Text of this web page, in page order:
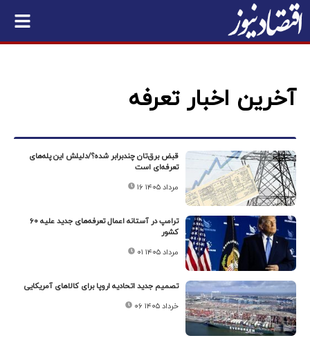
آخرین اخبار تعرفه
قبض برق‌تان چندبرابر شده؟/دلیلش این پله‌های
تعرفه‌ای است
۱۶ مرداد ۱۴۰۵
ترامپ در آستانه اعمال تعرفه‌های جدید علیه ۶۰
کشور
۰۱ مرداد ۱۴۰۵
تصمیم جدید اتحادیه اروپا برای کالاهای آمریکایی
۰۶ خرداد ۱۴۰۵